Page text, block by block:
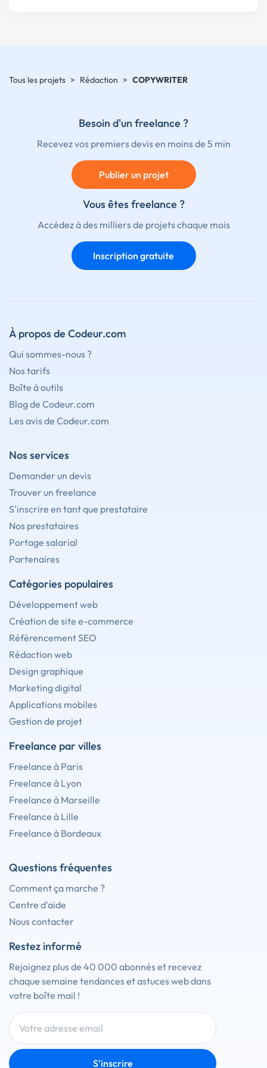
Tous les projets > Rédaction > COPYWRITER
Besoin d'un freelance ?
Recevez vos premiers devis en moins de 5 min
Publier un projet
Vous êtes freelance ?
Accédez à des milliers de projets chaque mois
Inscription gratuite
À propos de Codeur.com
Qui sommes-nous ?
Nos tarifs
Boîte à outils
Blog de Codeur.com
Les avis de Codeur.com
Nos services
Demander un devis
Trouver un freelance
S'inscrire en tant que prestataire
Nos prestataires
Portage salarial
Partenaires
Catégories populaires
Développement web
Création de site e-commerce
Référencement SEO
Rédaction web
Design graphique
Marketing digital
Applications mobiles
Gestion de projet
Freelance par villes
Freelance à Paris
Freelance à Lyon
Freelance à Marseille
Freelance à Lille
Freelance à Bordeaux
Questions fréquentes
Comment ça marche ?
Centre d'aide
Nous contacter
Restez informé
Rejoignez plus de 40 000 abonnés et recevez
chaque semaine tendances et astuces web dans
votre boîte mail !
S'inscrire